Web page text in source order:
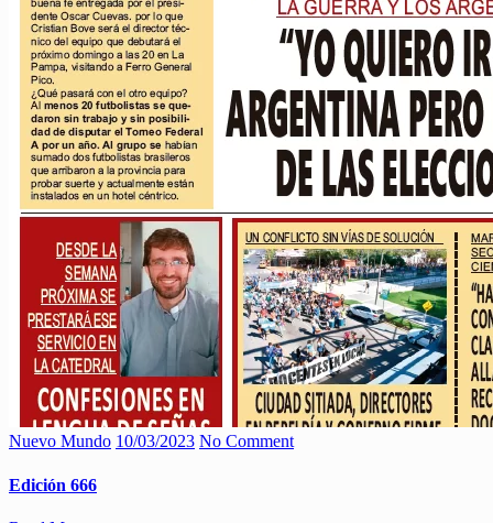
Nuevo Mundo 10/03/2023 No Comment
Edición 666